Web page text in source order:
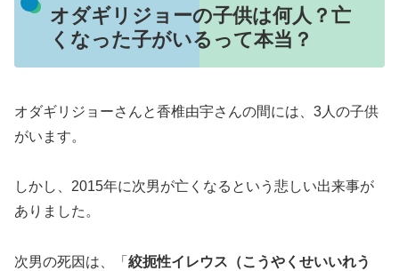
オダギリジョーの子供は何人？亡
くなった子がいるって本当？
オダギリジョーさんと香椎由宇さんの間には、3人の子供
がいます。
しかし、2015年に次男が亡くなるという悲しい出来事が
ありました。
次男の死因は、「 絞扼性イレウス（こうやくせいいれう